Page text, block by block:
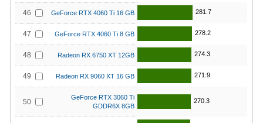
46 GeForce RTX 4060 Ti 16 GB 281.7
47 GeForce RTX 4060 Ti 8 GB 278.2
48 Radeon RX 6750 XT 12GB 274.3
49 Radeon RX 9060 XT 16 GB 271.9
50
GeForce RTX 3060 Ti
GDDR6X 8GB
270.3